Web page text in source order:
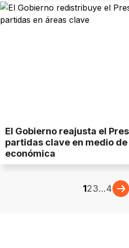
El Gobierno reajusta el
partidas clave en medio
económica
123...4